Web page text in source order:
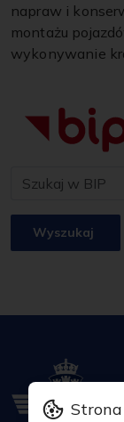
napraw i
montażu
wykonywanie
Wyszukaj